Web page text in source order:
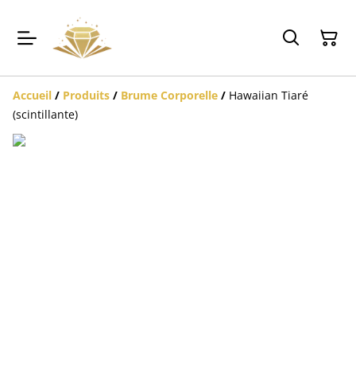
Accueil / Produits / Brume Corporelle / Hawaiian Tiaré
(scintillante)